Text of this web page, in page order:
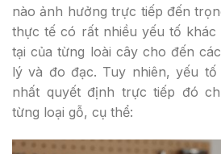
nào ảnh hưởng trực tiếp đến
thực tế có rất nhiều yếu tố
tại của từng loài cây cho đến
lý và đo đạc. Tuy nhiên, yếu
nhất quyết định trực tiếp đó
từng loại gỗ, cụ thể: